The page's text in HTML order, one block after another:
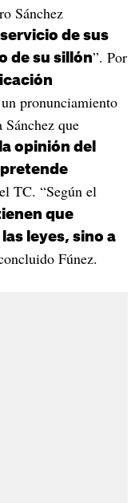
Sánchez
de sus
de su sillón”. Por
pronunciamiento
Sánchez que
opinión del
TC. “Según el
que
leyes, sino a
Fúnez.